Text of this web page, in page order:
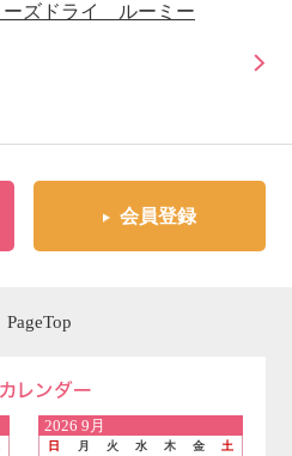
ーズドライ ルーミー
会員登録
PageTop
2026 9月
日 月 火 水 木 金
土